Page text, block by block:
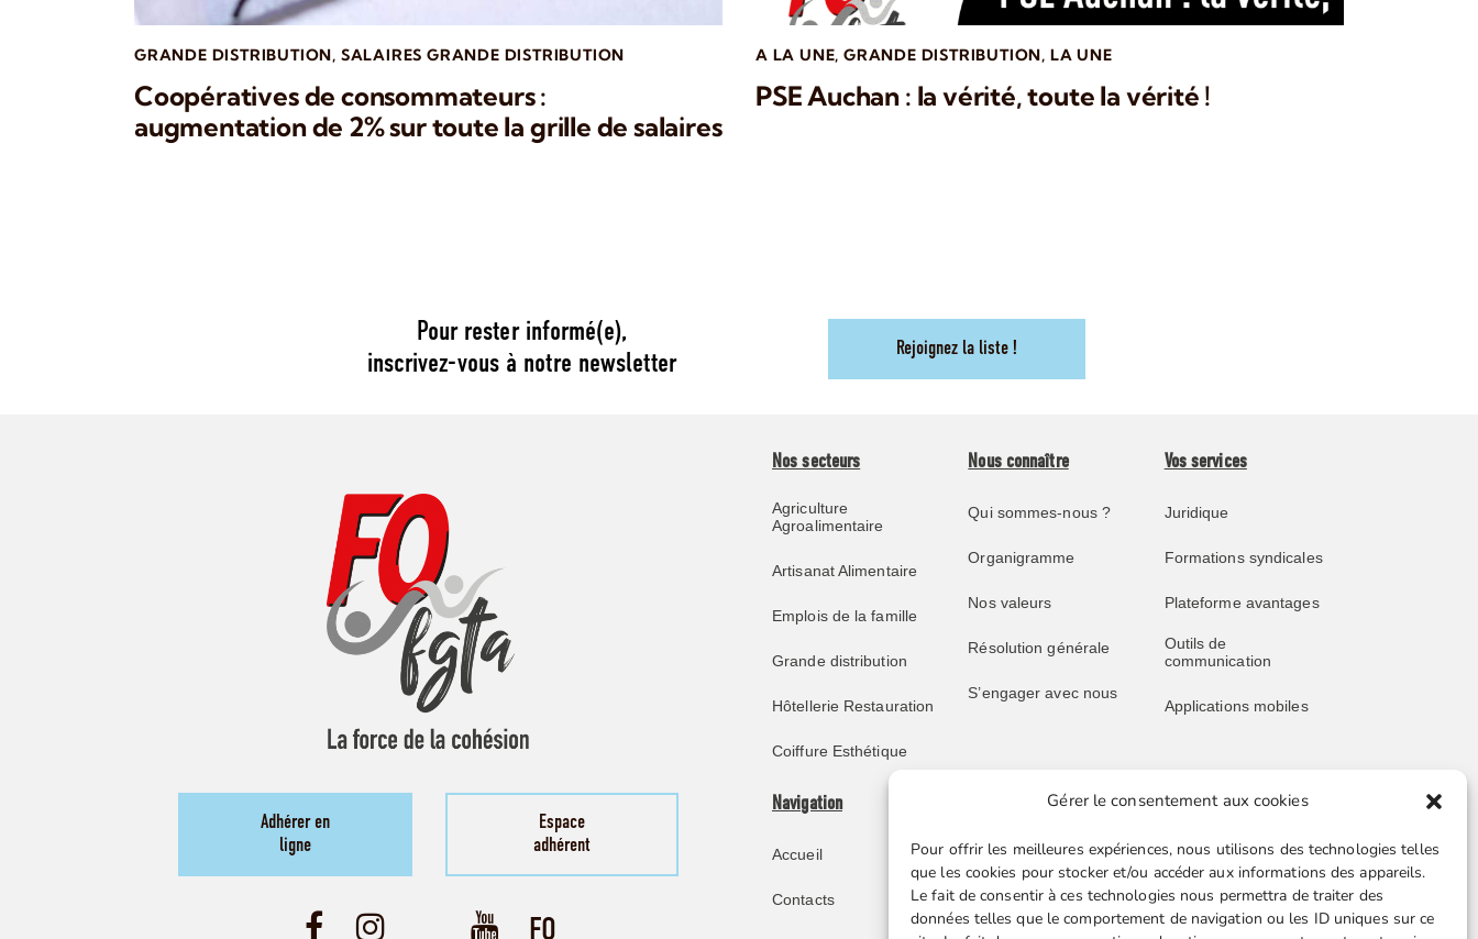
Gérer le consentement aux cookies
Pour offrir les meilleures expériences, nous utilisons des technologies telles
que les cookies pour stocker et/ou accéder aux informations des appareils.
Le fait de consentir à ces technologies nous permettra de traiter des
données telles que le comportement de navigation ou les ID uniques sur ce
GRANDE DISTRIBUTION, SALAIRES GRANDE DISTRIBUTION
Coopératives de consommateurs :
augmentation de 2% sur toute la grille de salaires
A LA UNE,GRANDE DISTRIBUTION, LA UNE
PSE Auchan : la vérité, toute la vérité !
Pour rester informé(e),
inscrivez-vous à notre newsletter
Rejoignez la liste !
Adhérer en
ligne
Espace
adhérent
Nos secteurs
Agriculture
Agroalimentaire
Artisanat Alimentaire
Emplois de la famille
Grande distribution
Hôtellerie Restauration
Coiffure Esthétique
Nous connaître
Qui sommes-nous ?
Organigramme
Nos valeurs
Résolution générale
S’engager avec nous
Vos services
Juridique
Formations syndicales
Plateforme avantages
Outils de
communication
Applications mobiles
Navigation
Accueil
Contacts
Publications
Nos publications
Repère juridique
Liens utiles
Boutique en ligne
Espace Presse